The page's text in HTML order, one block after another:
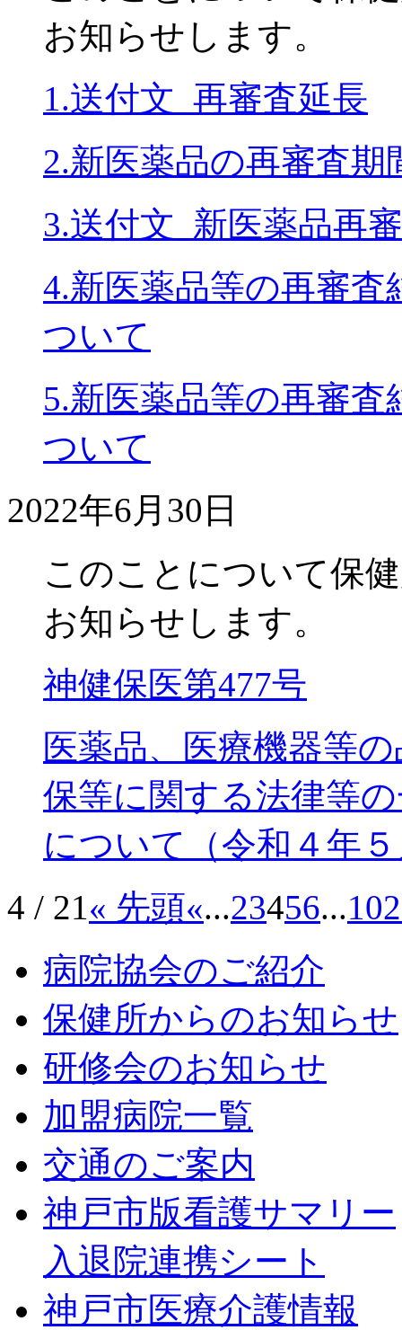
お知らせします。
1.送付文_再審査延長
2.新医薬品の再審査
3.送付文_新医薬品再
4.新医薬品等の再審
ついて
5.新医薬品等の再審
ついて
2022年6月30日
このことについて保
お知らせします。
神健保医第477号
医薬品、医療機器等
保等に関する法律等
について（令和４年
4 / 21« 先頭«...23456...10
病院協会のご紹介
保健所からのお知らせ
研修会のお知らせ
加盟病院一覧
交通のご案内
神戸市版看護サマリー
入退院連携シート
神戸市医療介護情報